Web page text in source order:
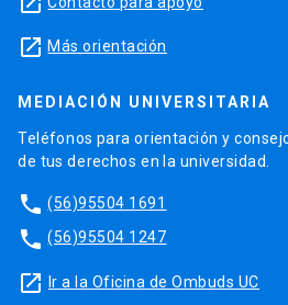
launch Más orientación
MEDIACIÓN UNIVERSITARIA
Teléfonos para orientación y
de tus derechos en la universidad.
phone (56)95504 1691
phone (56)95504 1247
launch Ir a la Oficina de Ombuds UC